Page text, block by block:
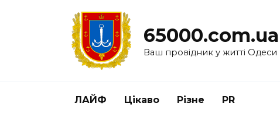
65000.com.ua
Ваш провідник у житті Одеси
ЛАЙФ Цікаво Різне PR